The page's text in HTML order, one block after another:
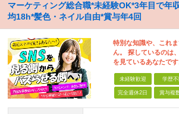
マーケティング総合職*未経験OK*3年目で年
均18h*髪色・ネイル自由*賞与年4回
特別な知識や、これ
ん。 探しているのは
を見ているあなたです
未経験歓迎 学歴不
完全週休2日 賞与複